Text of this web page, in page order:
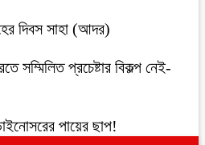
দিবস সাহা (আদর)
সম্মিলিত প্রচেষ্টার বিকল্প নেই-
পায়ের ছাপ!